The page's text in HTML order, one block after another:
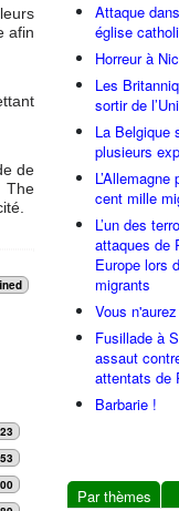
afin
de
The
Attaque
église
Horreur à
Les
sortir de
La Belgique
plusieurs
cent mille
L’un des
attaques de
Europe lors
migrants
Vous
Fusillade à
assaut
attentats de
Barbarie !
Par thèmes